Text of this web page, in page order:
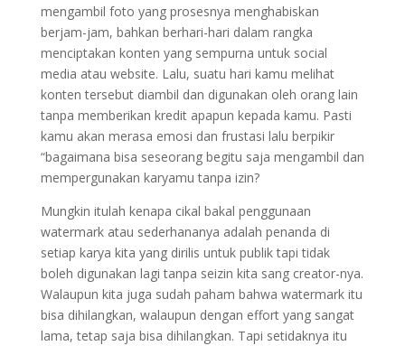
mengambil foto yang prosesnya menghabiskan
berjam-jam, bahkan berhari-hari dalam rangka
menciptakan konten yang sempurna untuk social
media atau website. Lalu, suatu hari kamu melihat
konten tersebut diambil dan digunakan oleh orang lain
tanpa memberikan kredit apapun kepada kamu. Pasti
kamu akan merasa emosi dan frustasi lalu berpikir
“bagaimana bisa seseorang begitu saja mengambil dan
mempergunakan karyamu tanpa izin?
Mungkin itulah kenapa cikal bakal penggunaan
watermark atau sederhananya adalah penanda di
setiap karya kita yang dirilis untuk publik tapi tidak
boleh digunakan lagi tanpa seizin kita sang creator-nya.
Walaupun kita juga sudah paham bahwa watermark itu
bisa dihilangkan, walaupun dengan effort yang sangat
lama, tetap saja bisa dihilangkan. Tapi setidaknya itu